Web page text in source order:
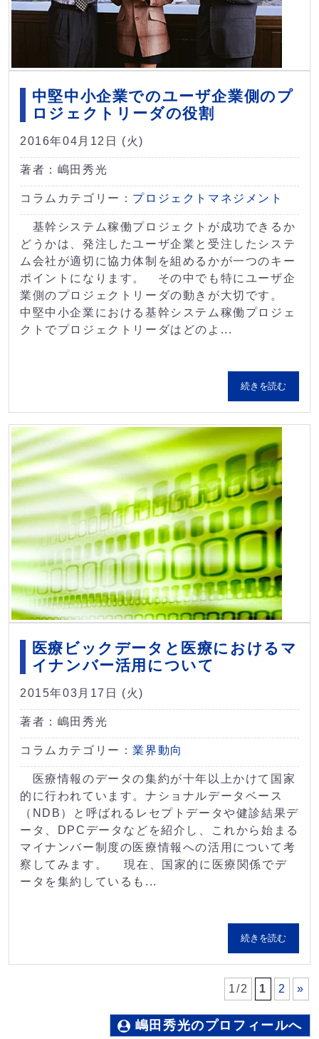
中堅中小企業でのユーザ企業側のプ
ロジェクトリーダの役割
2016年04月12日 (火)
著者：嶋田秀光
コラムカテゴリー： プロジェクトマネジメント
基幹システム稼働プロジェクトが成功できるか
どうかは、発注したユーザ企業と受注したシステ
ム会社が適切に協力体制を組めるかが一つのキー
ポイントになります。 その中でも特にユーザ企
業側のプロジェクトリーダの動きが大切です。
中堅中小企業における基幹システム稼働プロジェ
クトでプロジェクトリーダはどのよ...
続きを読む
医療ビックデータと医療におけるマ
イナンバー活用について
2015年03月17日 (火)
著者：嶋田秀光
コラムカテゴリー：業界動向
医療情報のデータの集約が十年以上かけて国家
的に行われています。ナショナルデータベース
（NDB）と呼ばれるレセプトデータや健診結果デ
ータ、DPCデータなどを紹介し、これから始まる
マイナンバー制度の医療情報への活用について考
察してみます。 現在、国家的に医療関係でデ
ータを集約しているも...
続きを読む
1/2 1 2 »
嶋田秀光のプロフィールへ